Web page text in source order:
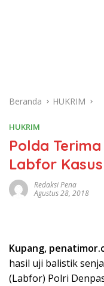
Beranda HUKRIM
HUKRIM
Polda
Labfor
Redaksi Pena
Agustus 28, 2018
Kupang,
hasil uji balistik
(Labfor) Polri